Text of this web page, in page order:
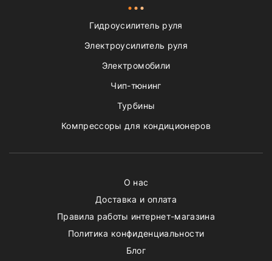
Гидроусилитель руля
Электроусилитель руля
Электромобили
Чип-тюнинг
Турбины
Компрессоры для кондиционеров
О нас
Доставка и оплата
Правила работы интернет-магазина
Политика конфиденциальности
Блог